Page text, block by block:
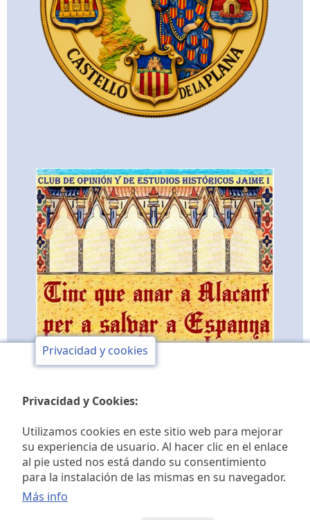
Club de opinión y de
estudios históricos Jaime I
Privacidad y cookies
Privacidad y Cookies:
Utilizamos cookies en este sitio web para mejorar
su experiencia de usuario. Al hacer clic en el enlace
al pie usted nos está dando su consentimiento
para la instalación de las mismas en su navegador.
Más info